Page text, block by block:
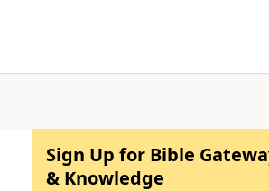
Sign Up for Bible
& Knowledge